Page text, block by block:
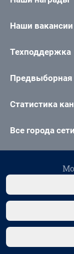
Наши вакансии
Техподдержка
Предвыборная
Статистика
Все города сети